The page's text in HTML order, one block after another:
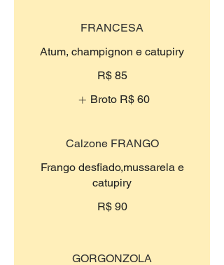
FRANCESA
Atum, champignon e catupiry
R$ 85
Broto R$ 60
Calzone FRANGO
Frango desfiado,mussarela e
catupiry
R$ 90
GORGONZOLA